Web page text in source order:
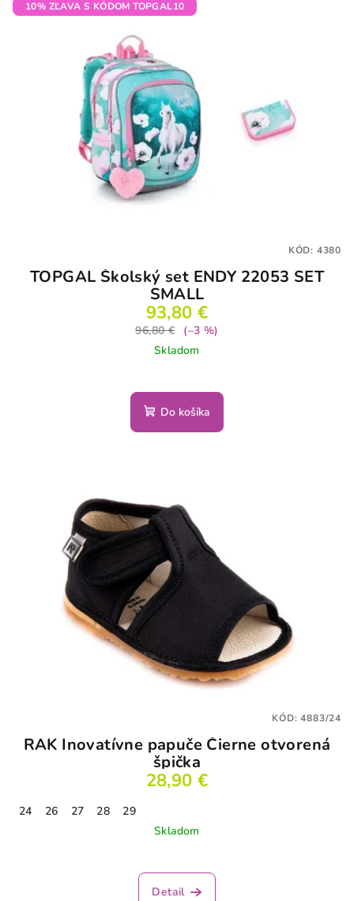
10% ZĽAVA S KÓDOM TOPGAL10
TOPGAL Školský set ENDY 22053 SET
SMALL
93,80 €
96,80 €
(–3 %)
Skladom
Do košíka
KÓD: 4380
RAK Inovatívne papuče Čierne otvorená
špička
28,90 €
24 26 27 28
29
Skladom
Detail
KÓD:4883/24